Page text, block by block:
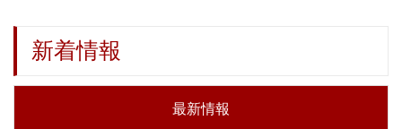
新着情報
最新情報